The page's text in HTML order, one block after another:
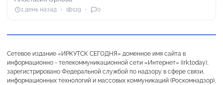
1 день назад 119 0
Сетевое издание «ИРКУТСК СЕГОДНЯ» доменное имя сайта в
информационно - телекоммуникационной сети «Интернет» (irk.today),
зарегистрировано Федеральной службой по надзору в сфере связи,
информационных технологий и массовых коммуникаций (Роскомнадзор),